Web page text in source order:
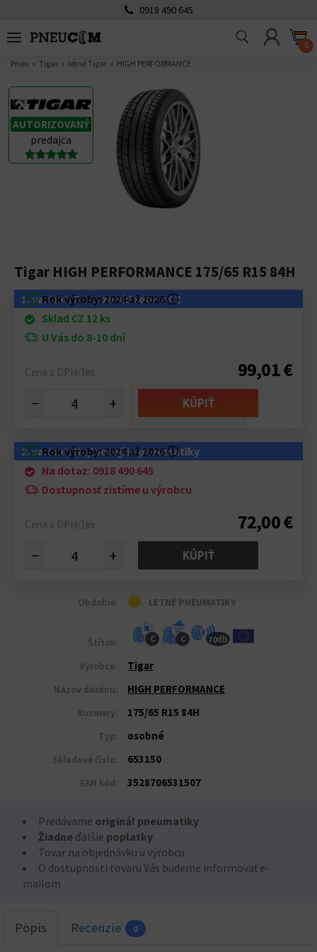
0918 490 645
0
Pneu Tigar letné Tigar HIGH PERFORMANCE
AUTORIZOVANÝ
predajca
Tigar HIGH PERFORMANCE 175/65 R15 84H
1. variant: Pneu zo skladov v CZ
Rok výroby:2024 až 2026ⓘ
Sklad CZ 12 ks
U Vás do 8-10 dní
Cena s DPH/1ks 99,01 €
− + KÚPIŤ
2. variant: Najlacnejšie pneumatiky
Rok výroby:2024 až 2026ⓘ
Na dotaz: 0918 490 645
Dostupnosť zistíme u výrobcu
Cena s DPH/1ks 72,00 €
− + KÚPIŤ
Obdobie: LETNÉ PNEUMATIKY
Štítok: C C 70db
Výrobca: Tigar
Názov dezénu: HIGH PERFORMANCE
Rozmery: 175/65 R15 84H
Typ: osobné
Skladové číslo: 653150
EAN kód: 3528706531507
Predávame originál pneumatiky
Žiadne ďalšie poplatky
Tovar na objednávku u výrobcu
O dostupnosti tovaru Vás budeme informovať e-
mailom
Popis Recenzie 0